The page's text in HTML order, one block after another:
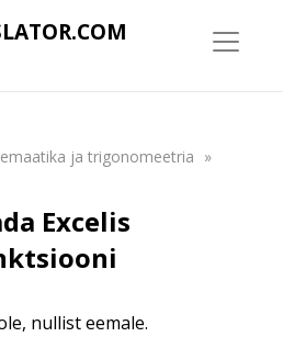
ja trigonomeetria »
Excelis
nullist eemale.